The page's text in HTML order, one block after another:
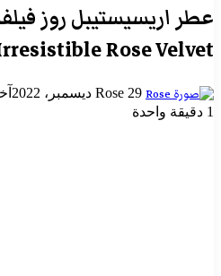
عطر اريسيستيبل روز
Rose Velvet
Rose
أرسل 29 ديسمبر، 2022
1 دقيقة واحدة